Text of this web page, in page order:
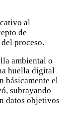
al
de
proceso.
ambiental o
huella digital
básicamente el
subrayando
datos objetivos